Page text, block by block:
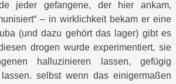
jeder gefangene, der hier ankam,
– in wirklichkeit bekam er eine
(und dazu gehört das lager) gibt es
drogen wurde experimentiert, sie
halluzinieren lassen, gefügig
selbst wenn das einigermaßen